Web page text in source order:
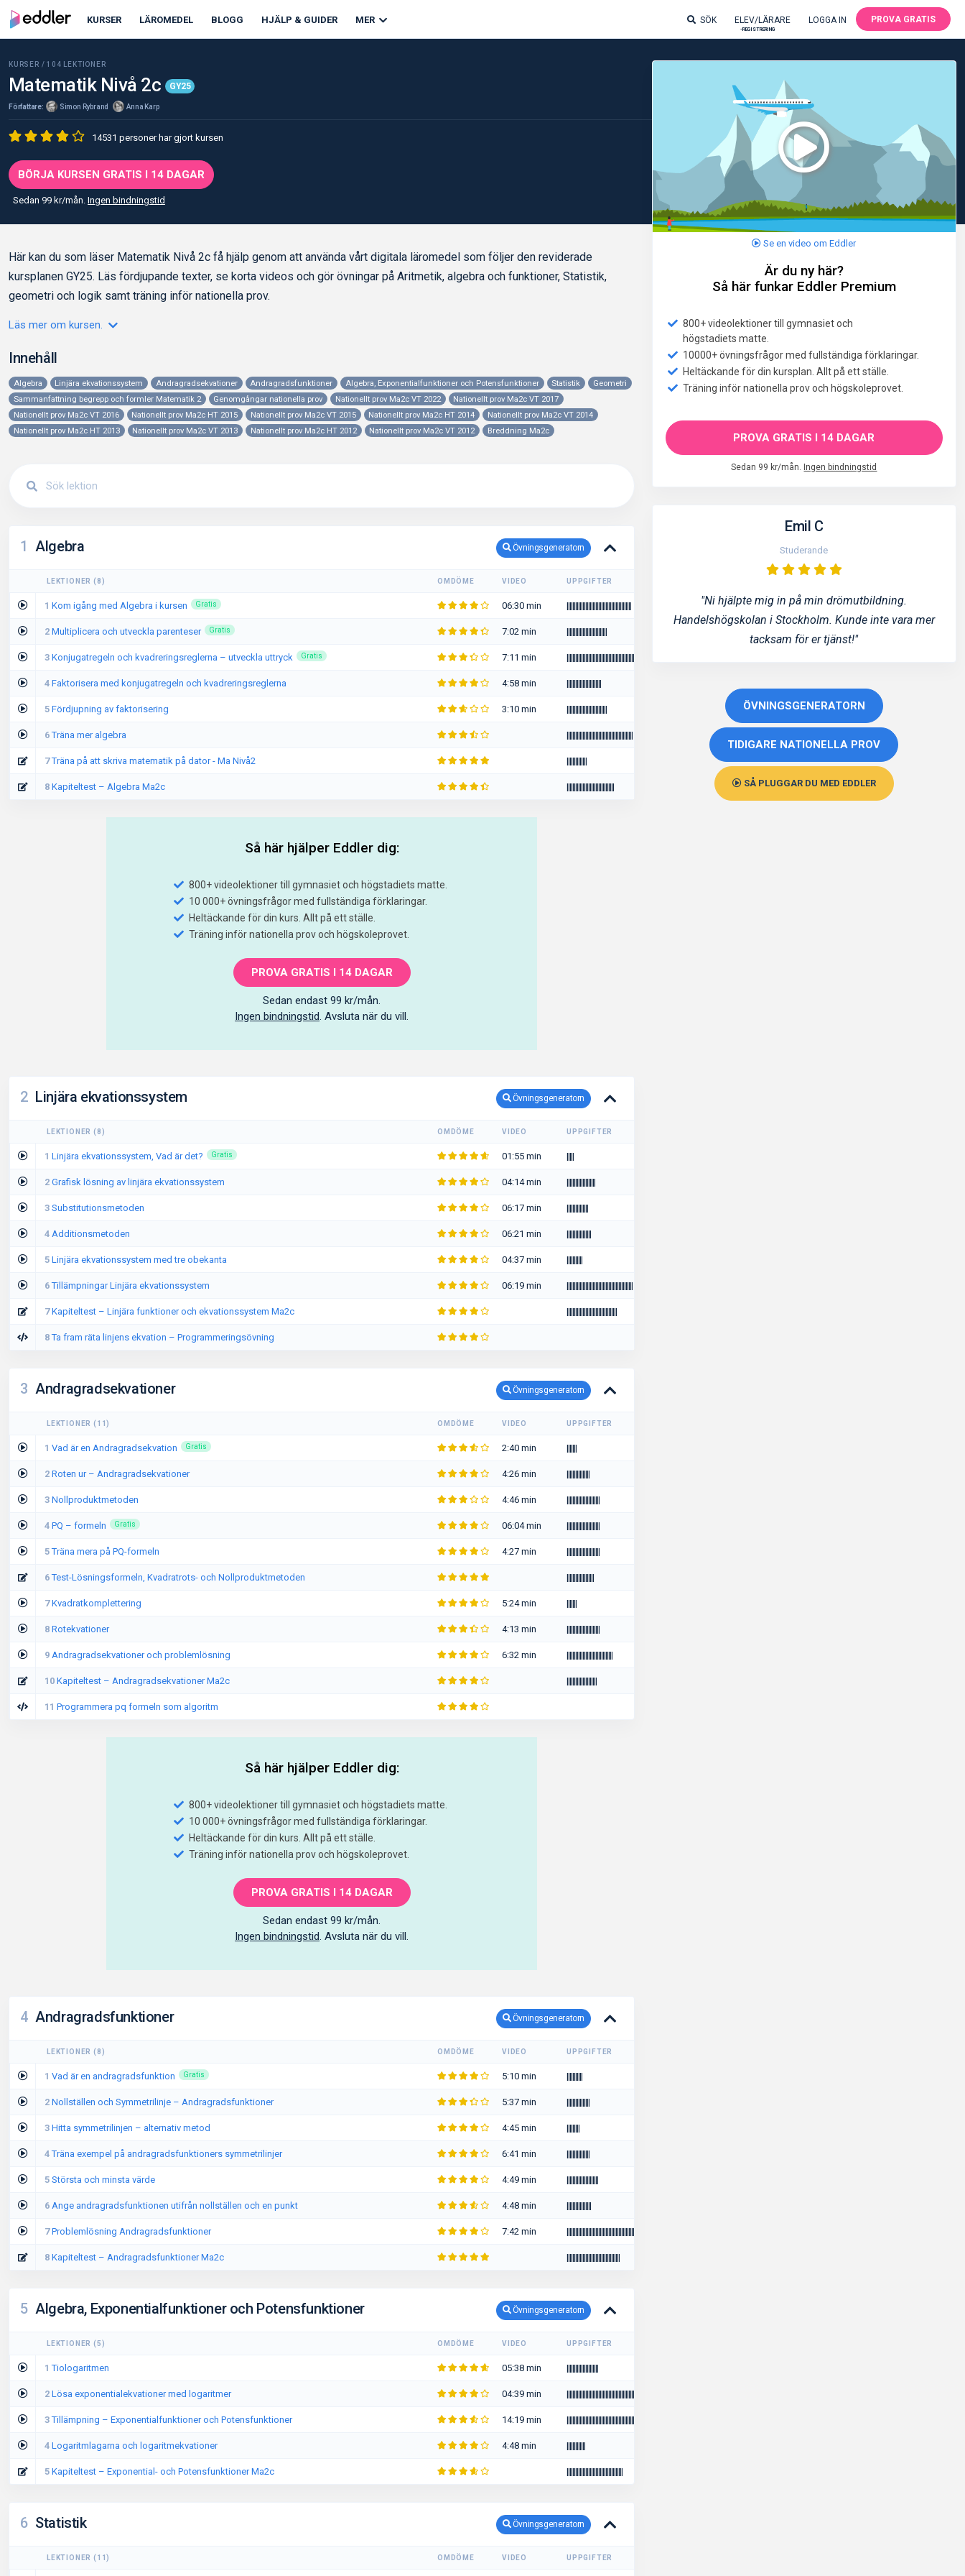
KURSER LÄROMEDEL BLOGG HJÄLP & GUIDER MER SÖK ELEV/LÄRARE
-REGISTRERING
LOGGA IN PROVA GRATIS
KURSER /104 LEKTIONER
Matematik Nivå 2c GY25
Författare: Simon Rybrand Anna Karp
14531 personer har gjort kursen
BÖRJA KURSEN GRATIS I 14 DAGAR
Sedan 99 kr/mån. Ingen bindningstid
Här kan du som läser Matematik Nivå 2c få hjälp genom att använda vårt digitala läromedel som följer den reviderade
kursplanen GY25. Läs fördjupande texter, se korta videos och gör övningar på Aritmetik, algebra och funktioner, Statistik,
geometri och logik samt träning inför nationella prov.
Läs mer om kursen.
Innehåll
Algebra Linjära ekvationssystem Andragradsekvationer Andragradsfunktioner Algebra, Exponentialfunktioner och Potensfunktioner Statistik
Geometri
Sammanfattning begrepp och formler Matematik 2
Genomgångar nationella prov Nationellt prov Ma2c VT 2022
Nationellt prov Ma2c VT 2017
Nationellt prov Ma2c VT 2016
Nationellt prov Ma2c HT 2015 Nationellt prov Ma2c VT 2015 Nationellt prov Ma2c HT 2014
Nationellt prov Ma2c VT 2014
Nationellt prov Ma2c HT 2013
Nationellt prov Ma2c VT 2013 Nationellt prov Ma2c HT 2012 Nationellt prov Ma2c VT 2012 Breddning Ma2c
1 Algebra Övningsgeneratorn
LEKTIONER (8) OMDÖME VIDEO UPPGIFTER
1 Kom igång med Algebra i kursen Gratis 06:30 min |||||||||||||||||||||||||||||||||||||||||||||
2 Multiplicera och utveckla parenteser Gratis 7:02 min ||||||||||||||||||||||||||||
3 Konjugatregeln och kvadreringsreglerna – utveckla uttryck Gratis 7:11 min |||||||||||||||||||||||||||||||||||||||||||||||
4 Faktorisera med konjugatregeln och kvadreringsreglerna 4:58 min ||||||||||||||||||||||||
5 Fördjupning av faktorisering 3:10 min ||||||||||||||||||||||||||||
6Träna mer algebra ||||||||||||||||||||||||||||||||||||||||||||||
7Träna på att skriva matematik på dator - Ma Nivå2 ||||||||||||||
8 Kapiteltest – Algebra Ma2c |||||||||||||||||||||||||||||||||
Så här hjälper Eddler dig:
800+ videolektioner till gymnasiet och högstadiets matte.
10 000+ övningsfrågor med fullständiga förklaringar.
Heltäckande för din kurs. Allt på ett ställe.
Träning inför nationella prov och högskoleprovet.
PROVA GRATIS I 14 DAGAR
Sedan endast 99 kr/mån.
Ingen bindningstid. Avsluta när du vill.
2 Linjära ekvationssystem Övningsgeneratorn
LEKTIONER (8) OMDÖME VIDEO UPPGIFTER
1 Linjära ekvationssystem, Vad är det? Gratis 01:55 min |||||
2 Grafisk lösning av linjära ekvationssystem 04:14 min ||||||||||||||||||||
3 Substitutionsmetoden 06:17 min |||||||||||||||
4 Additionsmetoden 06:21 min |||||||||||||||||
5 Linjära ekvationssystem med tre obekanta 04:37 min |||||||||||
6Tillämpningar Linjära ekvationssystem 06:19 min ||||||||||||||||||||||||||||||||||||||||||||||
7Kapiteltest – Linjära funktioner och ekvationssystem Ma2c |||||||||||||||||||||||||||||||||||
8Ta fram räta linjens ekvation – Programmeringsövning
3 Andragradsekvationer Övningsgeneratorn
LEKTIONER (11) OMDÖME VIDEO UPPGIFTER
1 Vad är en Andragradsekvation Gratis 2:40 min |||||||
2 Roten ur – Andragradsekvationer 4:26 min ||||||||||||||||
3 Nollproduktmetoden 4:46 min |||||||||||||||||||||||
4 PQ – formeln Gratis 06:04 min |||||||||||||||||||||||
5Träna mera på PQ-formeln 4:27 min |||||||||||||||||||||||
6Test-Lösningsformeln, Kvadratrots- och Nollproduktmetoden |||||||||||||||||||
7Kvadratkomplettering 5:24 min |||||||
8 Rotekvationer 4:13 min |||||||||||||||||||||||
9 Andragradsekvationer och problemlösning 6:32 min ||||||||||||||||||||||||||||||||
10 Kapiteltest – Andragradsekvationer Ma2c |||||||||||||||||||||
11 Programmera pq formeln som algoritm
Så här hjälper Eddler dig:
800+ videolektioner till gymnasiet och högstadiets matte.
10 000+ övningsfrågor med fullständiga förklaringar.
Heltäckande för din kurs. Allt på ett ställe.
Träning inför nationella prov och högskoleprovet.
PROVA GRATIS I 14 DAGAR
Sedan endast 99 kr/mån.
Ingen bindningstid. Avsluta när du vill.
4 Andragradsfunktioner Övningsgeneratorn
LEKTIONER (8) OMDÖME VIDEO UPPGIFTER
1 Vad är en andragradsfunktion Gratis 5:10 min |||||||||||
2 Nollställen och Symmetrilinje – Andragradsfunktioner 5:37 min ||||||||||||||||
3 Hitta symmetrilinjen – alternativ metod 4:45 min |||||||||
4Träna exempel på andragradsfunktioners symmetrilinjer 6:41 min ||||||||||||||||
5 Största och minsta värde 4:49 min ||||||||||||||||||||||
6 Ange andragradsfunktionen utifrån nollställen och en punkt 4:48 min |||||||||||||||||
7Problemlösning Andragradsfunktioner 7:42 min |||||||||||||||||||||||||||||||||||||||||||||||
8 Kapiteltest – Andragradsfunktioner Ma2c |||||||||||||||||||||||||||||||||||||
5 Algebra, Exponentialfunktioner och Potensfunktioner Övningsgeneratorn
LEKTIONER (5) OMDÖME VIDEO UPPGIFTER
1Tiologaritmen 05:38 min ||||||||||||||||||||||
2 Lösa exponentialekvationer med logaritmer 04:39 min |||||||||||||||||||||||||||||||||||||||||||||||
3Tillämpning – Exponentialfunktioner och Potensfunktioner 14:19 min |||||||||||||||||||||||||||||||||||||||||||||||
4 Logaritmlagarna och logaritmekvationer 4:48 min |||||||||||||
5 Kapiteltest – Exponential- och Potensfunktioner Ma2c |||||||||||||||||||||||||||||||||||||||
6 Statistik Övningsgeneratorn
LEKTIONER (11) OMDÖME VIDEO UPPGIFTER
Se en video om Eddler
Är du ny här?
Så här funkar Eddler Premium
800+ videolektioner till gymnasiet och
högstadiets matte.
10000+ övningsfrågor med fullständiga förklaringar.
Heltäckande för din kursplan. Allt på ett ställe.
Träning inför nationella prov och högskoleprovet.
PROVA GRATIS I 14 DAGAR
Sedan 99 kr/mån. Ingen bindningstid
Emil C
Studerande
"Ni hjälpte mig in på min drömutbildning.
Handelshögskolan i Stockholm. Kunde inte vara mer
tacksam för er tjänst!"
ÖVNINGSGENERATORN
TIDIGARE NATIONELLA PROV
SÅ PLUGGAR DU MED EDDLER